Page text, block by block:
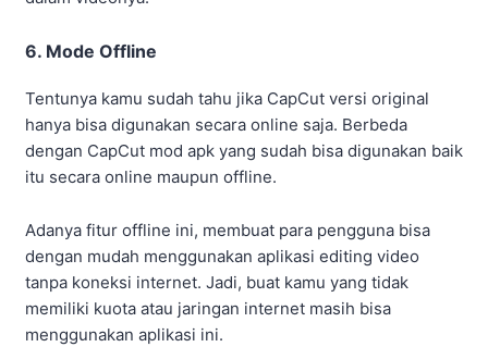
6. Mode Offline
Tentunya kamu sudah tahu jika CapCut versi original
hanya bisa digunakan secara online saja. Berbeda
dengan CapCut mod apk yang sudah bisa digunakan baik
itu secara online maupun offline.
Adanya fitur offline ini, membuat para pengguna bisa
dengan mudah menggunakan aplikasi editing video
tanpa koneksi internet. Jadi, buat kamu yang tidak
memiliki kuota atau jaringan internet masih bisa
menggunakan aplikasi ini.